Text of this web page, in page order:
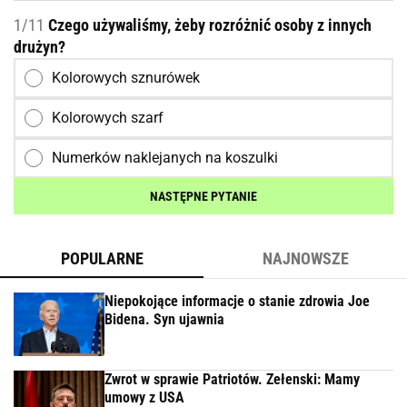
1/11 Czego używaliśmy, żeby rozróżnić osoby z innych
drużyn?
Kolorowych sznurówek
Kolorowych szarf
Numerków naklejanych na koszulki
NASTĘPNE PYTANIE
POPULARNE NAJNOWSZE
Niepokojące informacje o stanie zdrowia Joe
Bidena. Syn ujawnia
Zwrot w sprawie Patriotów. Zełenski: Mamy
umowy z USA